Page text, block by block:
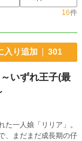
16件
入り追加 301
いずれ王子(最
一人娘「リリア」。
、まだまだ成長期の仔